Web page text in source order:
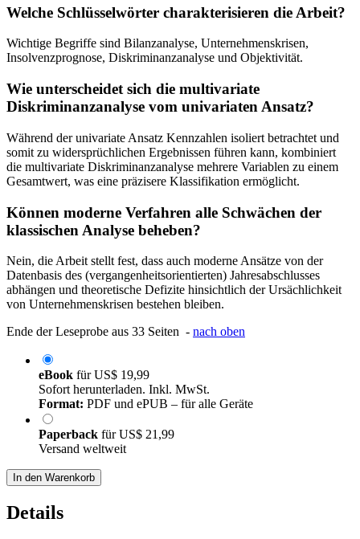
Welche Schlüsselwörter charakterisieren die Arbeit?
Wichtige Begriffe sind Bilanzanalyse, Unternehmenskrisen,
Insolvenzprognose, Diskriminanzanalyse und Objektivität.
Wie unterscheidet sich die multivariate
Diskriminanzanalyse vom univariaten Ansatz?
Während der univariate Ansatz Kennzahlen isoliert betrachtet und
somit zu widersprüchlichen Ergebnissen führen kann, kombiniert
die multivariate Diskriminanzanalyse mehrere Variablen zu einem
Gesamtwert, was eine präzisere Klassifikation ermöglicht.
Können moderne Verfahren alle Schwächen der
klassischen Analyse beheben?
Nein, die Arbeit stellt fest, dass auch moderne Ansätze von der
Datenbasis des (vergangenheitsorientierten) Jahresabschlusses
abhängen und theoretische Defizite hinsichtlich der Ursächlichkeit
von Unternehmenskrisen bestehen bleiben.
Ende der Leseprobe aus 33 Seiten - nach oben
eBook fürUS$ 19,99
Sofort herunterladen. Inkl. MwSt.
Format: PDF und ePUB – für alle Geräte
Paperback fürUS$ 21,99
Versand weltweit
In den Warenkorb
Details